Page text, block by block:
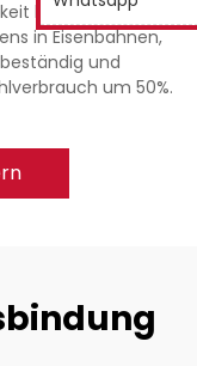
bis zu 200kN/m)
in Eisenbahnen,
und
um 50%.